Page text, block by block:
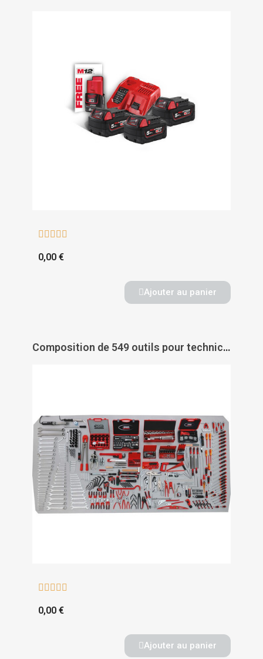
    
0,00 €
Ajouter au panier
Composition de 549 outils pour technicien de maintenance industrielle - cp-549 - SAM OUTILLAGE
    
0,00 €
Ajouter au panier